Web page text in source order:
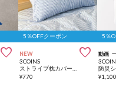

5％OFFクーポン
NEW 
3COINS
¥770
5％
動画
¥